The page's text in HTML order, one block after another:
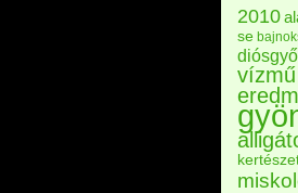
2010
se
vízmű